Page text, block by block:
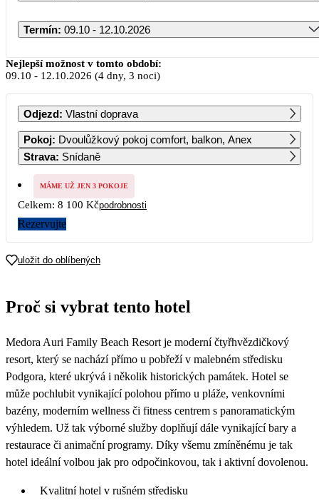
Termín: 09.10 - 12.10.2026
Říjen 2026
PO ÚT ST ČT PÁ SO NE
1
6 030
2
6 030
3
6 030
4
5
6 030
6 7 8 9 10 11
12
4 050
13 14
19
4 050
20
4 050
21 22 23 24 25
Nejlepší možnost v tomto období:
09.10 - 12.10.2026 (4 dny, 3 noci)
Odjezd: Vlastní doprava
Pokoj: Dvoulůžkový pokoj comfort, balkon, Anex
Strava: Snídaně
MÁME UŽ JEN 3 POKOJE
Celkem: 8 100 Kčpodrobnosti
Rezervujte
uložit do oblíbených
Proč si vybrat tento hotel
Medora Auri Family Beach Resort je moderní čtyřhvězdičkový
resort, který se nachází přímo u pobřeží v malebném středisku
Podgora, které ukrývá i několik historických památek. Hotel se
může pochlubit vynikající polohou přímo u pláže, venkovními
bazény, moderním wellness či fitness centrem s panoramatickým
výhledem. Už tak výborné služby doplňují dále vynikající bary a
restaurace či animační programy. Díky všemu zmíněnému je tak
hotel ideální volbou jak pro odpočinkovou, tak i aktivní dovolenou.
Kvalitní hotel v rušném středisku